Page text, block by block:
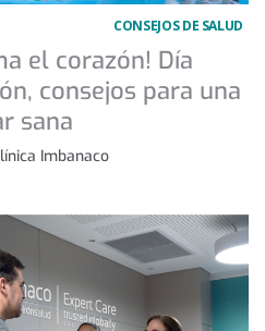
CONSEJOS DE SALUD
el corazón! Día
consejos para una
sana
Imbanaco